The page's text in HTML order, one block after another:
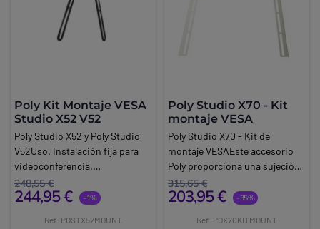
Poly Kit Montaje VESA
Studio X52 V52
Poly Studio X52 y Poly Studio
V52Uso. Instalación fija para
videoconferencia.
Características
técnicas:Característica. Valor.
248,55 €
244,95 € -1%
Ref: POSTX52MOUNT
Poly Studio X70 - Kit
montaje VESA
Poly Studio X70 - Kit de
montaje VESAEste accesorio
Poly proporciona una sujeción
estable y segura para su
cámara. Este soporte
compatible exclusivamente
315,65 €
203,95 € -35%
Ref: POX70KITMOUNT